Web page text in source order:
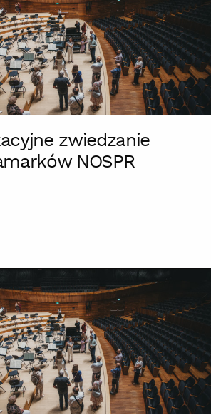
zwiedzanie
NOSPR